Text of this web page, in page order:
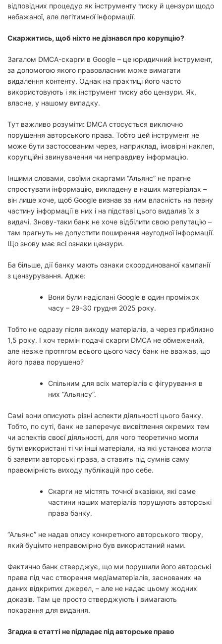
відповідних процедур як інструменту тиску й цензури щодо
небажаної, але легітимної інформації.
Скаржитись, щоб ніхто не дізнався про корупцію?
Загалом DMCA-скарги в Google – це юридичний інструмент,
за допомогою якого правовласник може вимагати
видалення контенту. Однак на практиці його часто
використовують і як інструмент тиску або цензури. Як,
власне, у нашому випадку.
Тут важливо розуміти: DMCA стосується виключно
порушення авторського права. Тобто цей інструмент не
може бути застосованим через, наприклад, імовірні наклеп,
корупційні звинувачення чи неправдиву інформацію.
Іншими словами, своїми скаргами “Альянс” не прагне
спростувати інформацію, викладену в наших матеріалах –
він лише хоче, щоб Google визнав за ним власність на певну
частину інформації в них і на підставі цього видалив їх з
видачі. Знову-таки банк не хоче відбілити свою репутацію –
там прагнуть не допустити поширення неугодної інформації.
Що знову має всі ознаки цензури.
Ба більше, дії банку мають ознаки скоординованої кампанії
з цензурування. Адже:
Вони були надіслані Google в один проміжок
часу – 29-30 грудня 2025 року.
Тобто не одразу після виходу матеріалів, а через приблизно
1,5 року. І хоч термін подачі скарги DMCA не обмежений,
але невже протягом всього цього часу банк не вважав, що
його права порушено?
Спільним для всіх матеріалів є фігурування в
них “Альянсу”.
Самі вони описують різні аспекти діяльності цього банку.
Тобто, по суті, банк не заперечує висвітлення окремих тем
чи аспектів своєї діяльності, для чого теоретично могли
бути використані ті чи інші матеріали, на які установа могла
б заявити авторські права, а ставить під сумнів саму
правомірність виходу публікацій про себе.
Скарги не містять точної вказівки, які саме
частини наших матеріалів порушують авторські
права банку.
“Альянс” не надав опису конкретного авторського твору,
який буцімто неправомірно був використаний нами.
Фактично банк стверджує, що ми порушили його авторські
права під час створення медіаматеріалів, заснованих на
даних відкритих джерел, – але не надає цьому жодних
доказів. Там це просто стверджують і вимагають
покарання для видання.
Згадка в статті не підпадає під авторське право